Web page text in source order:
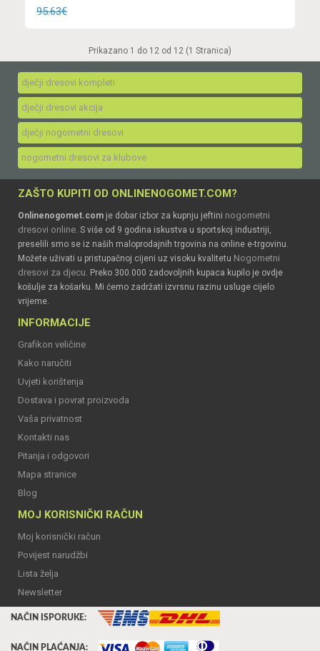
95.63€
Prikazano 1 do 12 od 12 (1 Stranica)
dječji dresovi kompleti
dječji dresovi akcija
dječji nogometni dresovi
nogometni dresovi za klubove
ZAŠTO KUPITI OD ONLINENOGOMET.COM?
Onlinenogomet.com je dobar izbor za kupnju jeftini nogometni
dresovi online. S više od 9 godina iskustva u sportskoj industriji,
preselili smo se iz naših maloprodajnih trgovina na online e-trgovinu.
Možete uživati u pristupačnoj cijeni uz visoku kvalitetu Nogometni
dresovi za djecu. Preko 300.000 zadovoljnih kupaca kupilo je ovdje
košulje za košarku. Mi ćemo zadržati izvrsnu razinu usluge cijelo
vrijeme.
INFORMACIJE
Grafikon veličine
Kako naručiti
Uvjeti korištenja
Dostava i povrat proizvoda
Vaša privatnost
Kontakti nas
Pitanja i odgovori
Mapa stranice
Blog
MOJ KORISNIČKI RAČUN
Moj korisnički račun
Povijest narudžbi
Lista želja
Newsletter
NAČIN ISPORUKE:
NAČIN PLAĆANJA: